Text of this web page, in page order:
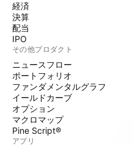
経済
決算
配当
IPO
その他プロダクト
ニュースフロー
ポートフォリオ
ファンダメンタルグラフ
イールドカーブ
オプション
マクロマップ
Pine Script®
アプリ